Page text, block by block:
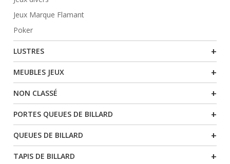
Jeux Marque Flamant
Poker
LUSTRES +
MEUBLES JEUX +
NON CLASSÉ +
PORTES QUEUES DE BILLARD +
QUEUES DE BILLARD +
TAPIS DE BILLARD +